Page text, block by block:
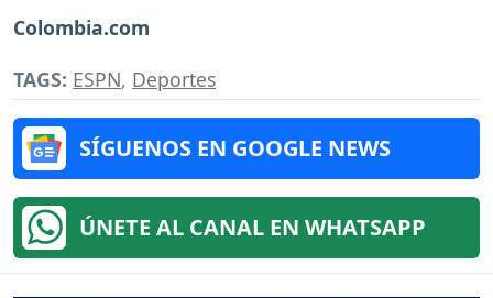
Colombia.com
TAGS: ESPN, Deportes
SÍGUENOS EN GOOGLE NEWS
ÚNETE AL CANAL EN WHATSAPP